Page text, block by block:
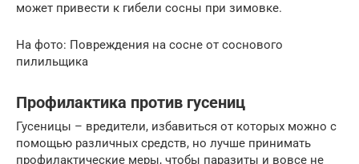
может привести к гибели сосны при зимовке.
На фото: Повреждения на сосне от соснового
пилильщика
Профилактика против гусениц
Гусеницы – вредители, избавиться от которых можно с
помощью различных средств, но лучше принимать
профилактические меры, чтобы паразиты и вовсе не